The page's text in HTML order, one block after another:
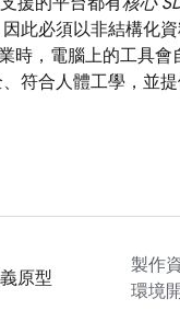
此必須以非結構化
時，電腦上的工具
符合人體工學，並
原型
製作
環境